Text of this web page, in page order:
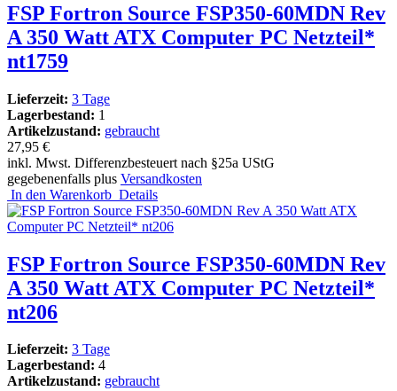
FSP Fortron Source FSP350-60MDN Rev
A 350 Watt ATX Computer PC Netzteil*
nt1759
Lieferzeit: 3 Tage
Lagerbestand: 1
Artikelzustand: gebraucht
27,95 €
inkl. Mwst. Differenzbesteuert nach §25a UStG
gegebenenfalls plus Versandkosten
In den Warenkorb Details
FSP Fortron Source FSP350-60MDN Rev
A 350 Watt ATX Computer PC Netzteil*
nt206
Lieferzeit: 3 Tage
Lagerbestand: 4
Artikelzustand: gebraucht